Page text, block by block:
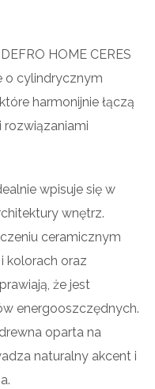
HOME CERES
o cylindrycznym
harmonijnie łączą
rozwiązaniami
wpisuje się w
wnętrz.
ceramicznym
kolorach oraz
że jest
energooszczędnych.
oparta na
naturalny akcent i